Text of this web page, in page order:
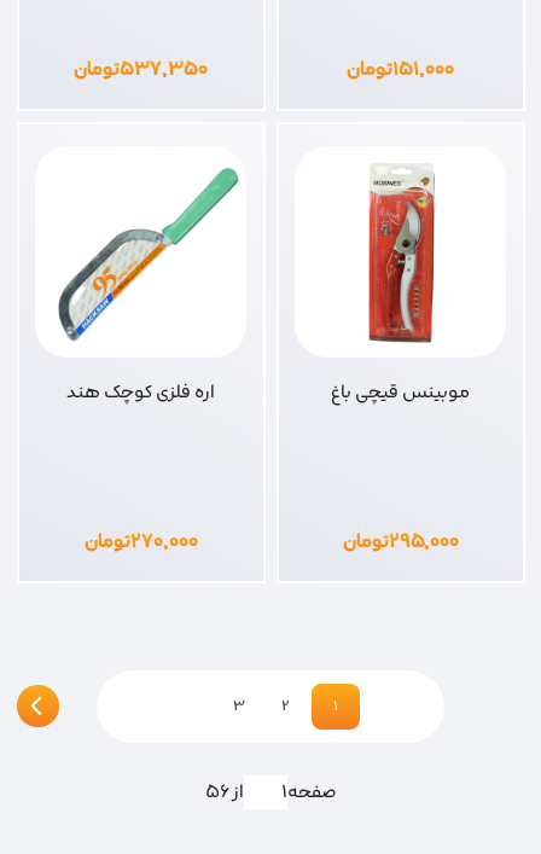
۱۵۱,۰۰۰تومان ۵۳۷,۳۵۰تومان
موبینس قیچی باغ
۲۹۵,۰۰۰تومان
اره فلزی کوچک هند
۲۷۰,۰۰۰تومان
1
2
3
صفحه از 56